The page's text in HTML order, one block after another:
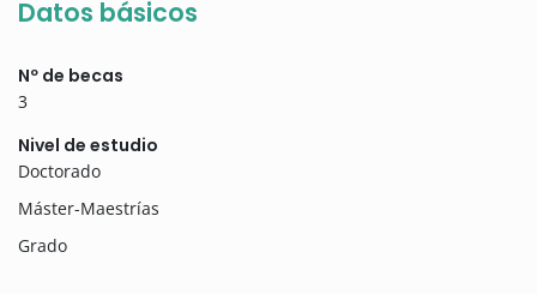
Datos básicos
Nº de becas
3
Nivel de estudio
Doctorado
Máster-Maestrías
Grado